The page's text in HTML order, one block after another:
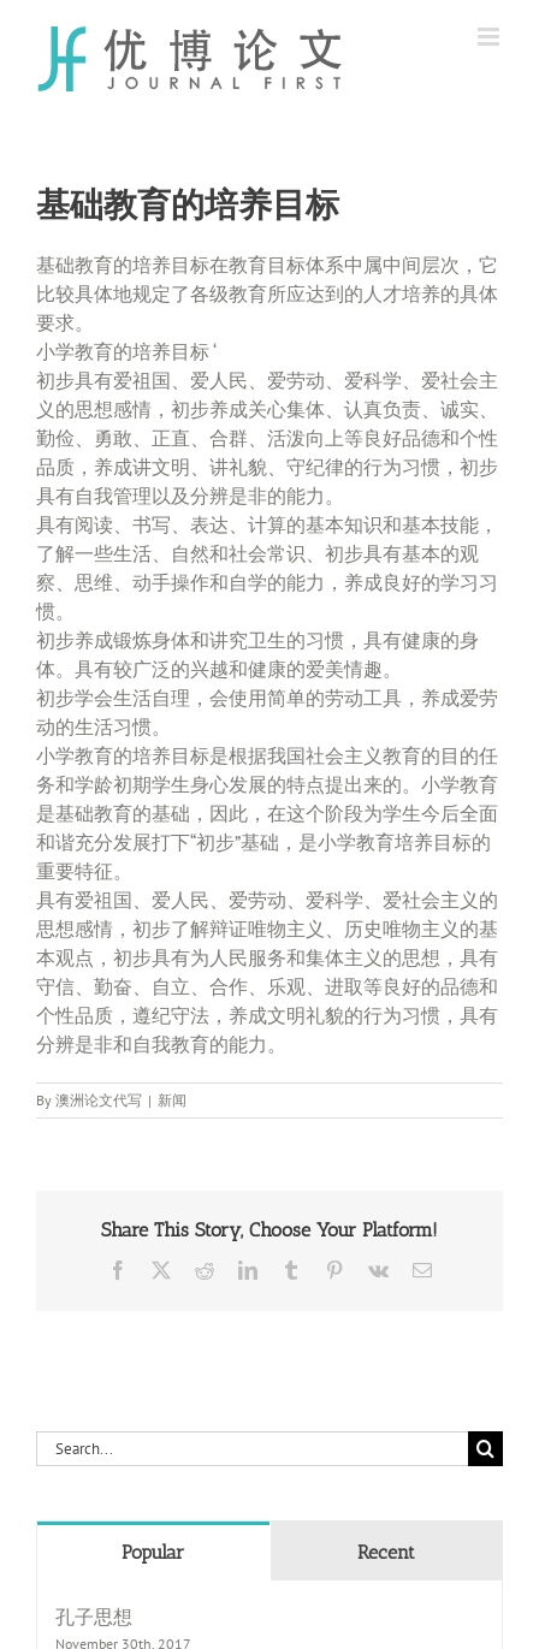
content
基础教育的培养目标
基础教育的培养目标在教育目标体系中属中间层次，它
比较具体地规定了各级教育所应达到的人才培养的具体
要求。
小学教育的培养目标 ‘
初步具有爱祖国、爱人民、爱劳动、爱科学、爱社会主
义的思想感情，初步养成关心集体、认真负责、诚实、
勤俭、勇敢、正直、合群、活泼向上等良好品德和个性
品质，养成讲文明、讲礼貌、守纪律的行为习惯，初步
具有自我管理以及分辨是非的能力。
具有阅读、书写、表达、计算的基本知识和基本技能，
了解一些生活、自然和社会常识、初步具有基本的观
察、思维、动手操作和自学的能力，养成良好的学习习
惯。
初步养成锻炼身体和讲究卫生的习惯，具有健康的身
体。具有较广泛的兴越和健康的爱美情趣。
初步学会生活自理，会使用简单的劳动工具，养成爱劳
动的生活习惯。
小学教育的培养目标是根据我国社会主义教育的目的任
务和学龄初期学生身心发展的特点提出来的。小学教育
是基础教育的基础，因此，在这个阶段为学生今后全面
和谐充分发展打下“初步”基础，是小学教育培养目标的
重要特征。
具有爱祖国、爱人民、爱劳动、爱科学、爱社会主义的
思想感情，初步了解辩证唯物主义、历史唯物主义的基
本观点，初步具有为人民服务和集体主义的思想，具有
守信、勤奋、自立、合作、乐观、进取等良好的品德和
个性品质，遵纪守法，养成文明礼貌的行为习惯，具有
分辨是非和自我教育的能力。
By 澳洲论文代写 | 新闻
Share This Story, Choose Your Platform!
Facebook RedditLinkedInTumblr Pinterest
Vk Email
Search
for:
Popular Recent
孔子思想
November 30th, 2017